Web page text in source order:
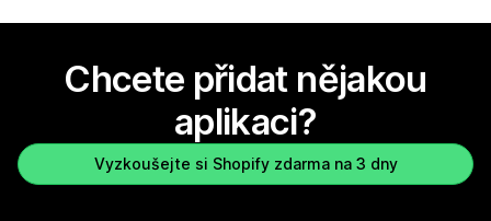
Chcete přidat nějakou
aplikaci?
Vyzkoušejte si Shopify zdarma na 3 dny